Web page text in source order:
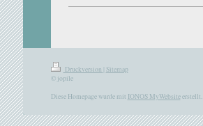
Druckversion Sitemap
© jopile
Diese Homepage wurde mit IONOS MyWebsiteerstellt.